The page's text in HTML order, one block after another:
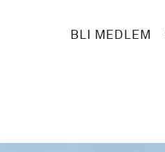
BLI MEDLEM